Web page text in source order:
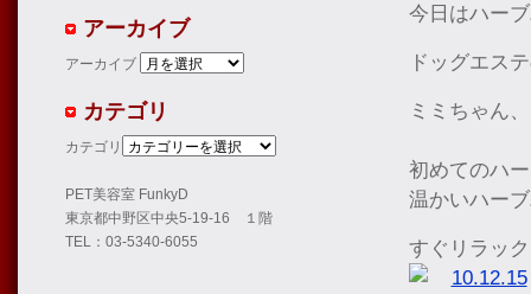
今日はハー
ドッグエス
ミミちゃん
初めてのハ
温かいハー
すぐリラッ
アーカイブ
アーカイブ
カテゴリ
カテゴリ
PET美容室 FunkyD
東京都中野区中央5-19-16 １階
TEL：03-5340-6055